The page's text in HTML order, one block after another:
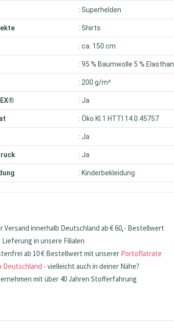
: Superhelden
: Shirts
: ca. 150 cm
: 95 % Baumwolle 5 % Elasthan
: 200 g/m²
: Ja
: Öko Kl.1 HTTI 14.0.45757
: Ja
: Ja
: Kinderbekleidung
Versand innerhalb Deutschland ab € 60,- Bestellwert
in unsere Filialen
ab 10 € Bestellwert mit unserer Portoflatrate
Deutschland - vielleicht auch in deiner Nähe?
mit über 40 Jahren Stofferfahrung